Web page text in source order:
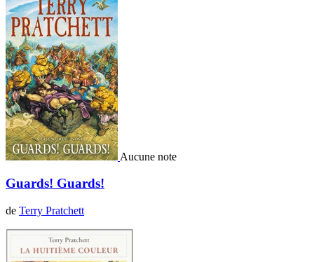
Aucune note
Guards! Guards!
de Terry Pratchett